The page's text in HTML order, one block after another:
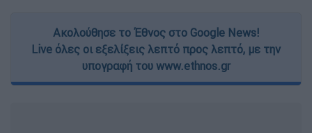
Ακολούθησε το Έθνος στο Google News!
Live όλες οι εξελίξεις λεπτό προς λεπτό, με την
υπογραφή του www.ethnos.gr